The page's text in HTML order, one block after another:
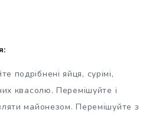
подрібнені яйця, сурімі,
квасолю. Перемішуйте і
майонезом. Перемішуйте з